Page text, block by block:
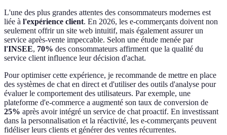
L'une des plus grandes attentes des consommateurs modernes est
liée à l'expérience client. En 2026, les e-commerçants doivent non
seulement offrir un site web intuitif, mais également assurer un
service après-vente impeccable. Selon une étude menée par
l'INSEE, 70% des consommateurs affirment que la qualité du
service client influence leur décision d'achat.
Pour optimiser cette expérience, je recommande de mettre en place
des systèmes de chat en direct et d'utiliser des outils d'analyse pour
évaluer le comportement des utilisateurs. Par exemple, une
plateforme d'e-commerce a augmenté son taux de conversion de
25% après avoir intégré un service de chat proactif. En investissant
dans la personnalisation et la réactivité, les e-commerçants peuvent
fidéliser leurs clients et générer des ventes récurrentes.